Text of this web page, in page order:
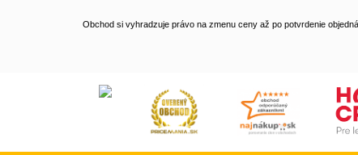
Obchod si vyhradzuje právo na zmenu ceny až po potvrdenie